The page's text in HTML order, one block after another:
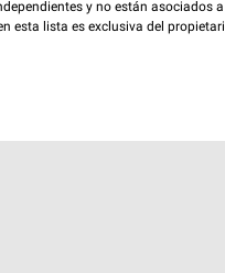
y no están asociados
esta lista es exclusiva del